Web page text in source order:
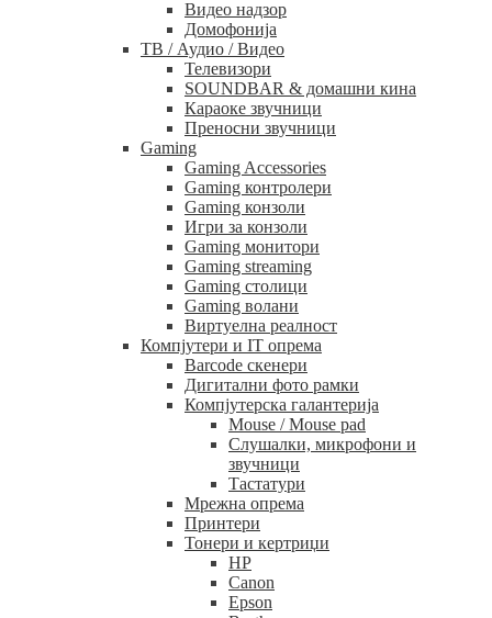
Видео надзор
Домофонија
ТВ / Аудио / Видео
Телевизори
SOUNDBAR & домашни кина
Караоке звучници
Преносни звучници
Gaming
Gaming Accessories
Gaming контролери
Gaming конзоли
Игри за конзоли
Gaming монитори
Gaming streaming
Gaming столици
Gaming волани
Виртуелна реалност
Компјутери и IT опрема
Barcode скенери
Дигитални фото рамки
Компјутерска галантерија
Mouse / Mouse pad
Слушалки, микрофони и
звучници
Тастатури
Мрежна опрема
Принтери
Тонери и кертриџи
HP
Canon
Epson